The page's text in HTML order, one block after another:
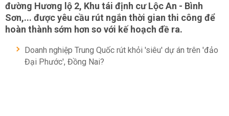
đường Hương lộ 2, Khu tái định cư Lộc An - Bình
Sơn,... được yêu cầu rút ngắn thời gian thi công để
hoàn thành sớm hơn so với kế hoạch đề ra.
Doanh nghiệp Trung Quốc rút khỏi 'siêu' dự án trên 'đảo
Đại Phước', Đồng Nai?